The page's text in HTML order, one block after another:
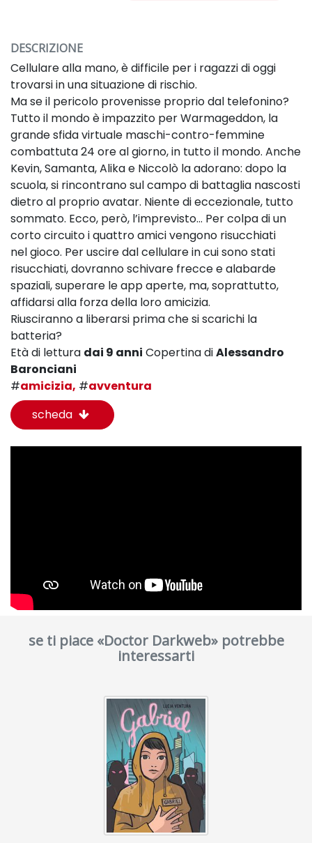
DESCRIZIONE
Cellulare alla mano, è difficile per i ragazzi di oggi
trovarsi in una situazione di rischio.
Ma se il pericolo provenisse proprio dal telefonino?
Tutto il mondo è impazzito per Warmageddon, la
grande sfida virtuale maschi-contro-femmine
combattuta 24 ore al giorno, in tutto il mondo. Anche
Kevin, Samanta, Alika e Niccolò la adorano: dopo la
scuola, si rincontrano sul campo di battaglia nascosti
dietro al proprio avatar. Niente di eccezionale, tutto
sommato. Ecco, però, l’imprevisto… Per colpa di un
corto circuito i quattro amici vengono risucchiati
nel gioco. Per uscire dal cellulare in cui sono stati
risucchiati, dovranno schivare frecce e alabarde
spaziali, superare le app aperte, ma, soprattutto,
affidarsi alla forza della loro amicizia.
Riusciranno a liberarsi prima che si scarichi la
batteria?
Età di lettura dai 9 anni Copertina diAlessandro
Baronciani
#amicizia, #avventura
scheda
se ti piace «Doctor Darkweb» potrebbe
interessarti